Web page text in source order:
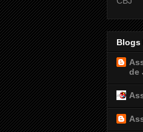
Blogs
de